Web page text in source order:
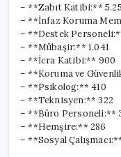
– **Zabıt Katibi:**
– **İnfaz Koruma
– **Destek
– **Mübaşir:** 1.041
– **İcra Katibi:** 900
– **Koruma ve
– **Psikolog:** 410
– **Teknisyen:** 322
– **Büro Personeli:**
– **Hemşire:** 286
– **Sosyal